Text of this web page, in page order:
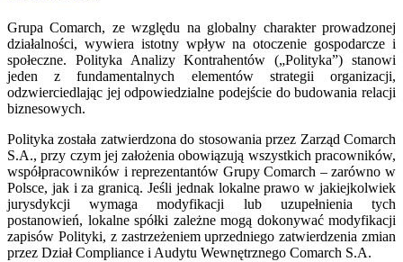
Grupa Comarch, ze względu na globalny charakter prowadzonej
działalności, wywiera istotny wpływ na otoczenie gospodarcze i
społeczne. Polityka Analizy Kontrahentów („Polityka”) stanowi
jeden z fundamentalnych elementów strategii organizacji,
odzwierciedlając jej odpowiedzialne podejście do budowania relacji
biznesowych.
Polityka została zatwierdzona do stosowania przez Zarząd Comarch
S.A., przy czym jej założenia obowiązują wszystkich pracowników,
współpracowników i reprezentantów Grupy Comarch – zarówno w
Polsce, jak i za granicą. Jeśli jednak lokalne prawo w jakiejkolwiek
jurysdykcji wymaga modyfikacji lub uzupełnienia tych
postanowień, lokalne spółki zależne mogą dokonywać modyfikacji
zapisów Polityki, z zastrzeżeniem uprzedniego zatwierdzenia zmian
przez Dział Compliance i Audytu Wewnętrznego Comarch S.A.